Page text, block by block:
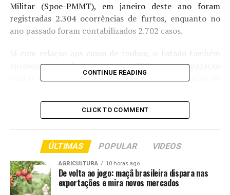
Militar (Spoe-PMMT), em janeiro deste ano foram
registradas 2.304 ocorrências de furtos, enquanto no
ano passado foram contabilizados 2.702 casos.
Já com relação aos casos de roubos, o Estado também
apresentou queda em janeiro de 2026, em comparação
com o mesmo mês de 2025, sendo 294 ocorrências no
uma queda de 2,7%.
Fernando Carneiro Tinoco, classificou como positiva a
redução nos índices criminais de roubos e furtos em
janeiro, destacando os importantes investimentos do
governo no combate à criminalidade a partir da criação
do programa Tolerância Zero.
CONTINUE READING
CLICK TO COMMENT
ÚLTIMAS POPULAR VIDEOS
AGRICULTURA 10 horas ago
De volta ao jogo: maçã brasileira dispara nas
exportações e mira novos mercados